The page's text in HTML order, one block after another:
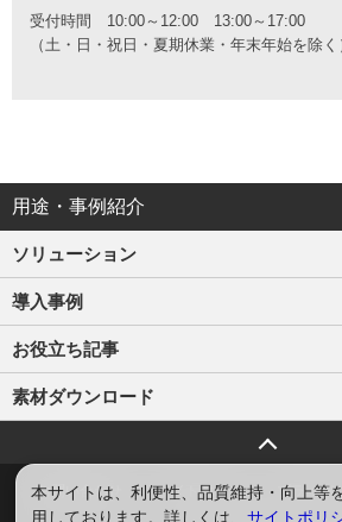
と
カ
タ
求
は
ち
ら
ら
受付時間 10:00～12:00 13:00～17:00
（土・日・祝日・夏期休業・年末年始を除く
用途・事例紹介
ソリューション
導入事例
お役立ち記事
素材ダウンロード
ページトップへ戻る
お問い合わせ サイトマップ プライバ
本サイトは、利便性、品質維持・向上等
用しております。詳しくは、サイトポリ